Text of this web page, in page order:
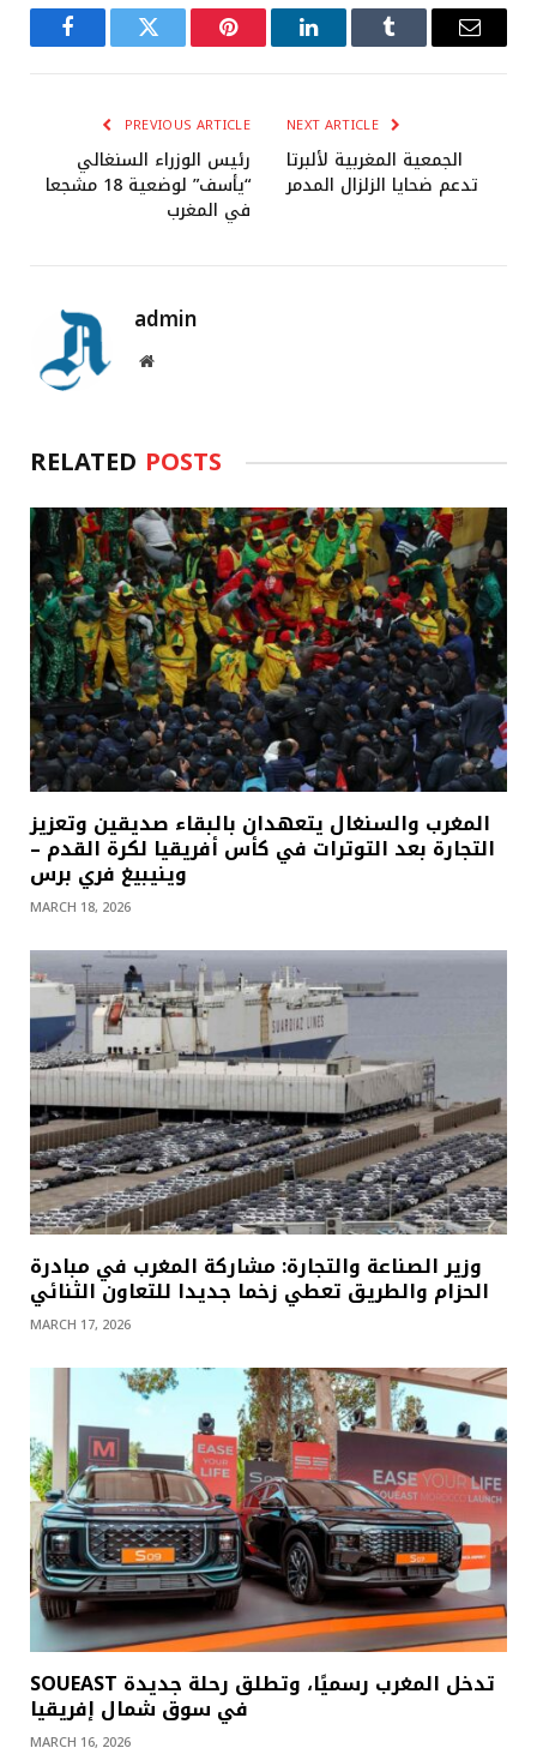
FacebookTwitter Pinterest LinkedInTumblr Email
PREVIOUS ARTICLE
رئيس الوزراء السنغالي
“يأسف” لوضعية 18 مشجعا
في المغرب
NEXT ARTICLE
الجمعية المغربية لألبرتا
تدعم ضحايا الزلزال المدمر
admin
Website
RELATED POSTS
المغرب والسنغال يتعهدان بالبقاء صديقين وتعزيز
التجارة بعد التوترات في كأس أفريقيا لكرة القدم –
وينيبيغ فري برس
MARCH 18, 2026
وزير الصناعة والتجارة: مشاركة المغرب في مبادرة
الحزام والطريق تعطي زخما جديدا للتعاون الثنائي
MARCH 17, 2026
SOUEAST تدخل المغرب رسميًا، وتطلق رحلة جديدة
في سوق شمال إفريقيا
MARCH 16, 2026